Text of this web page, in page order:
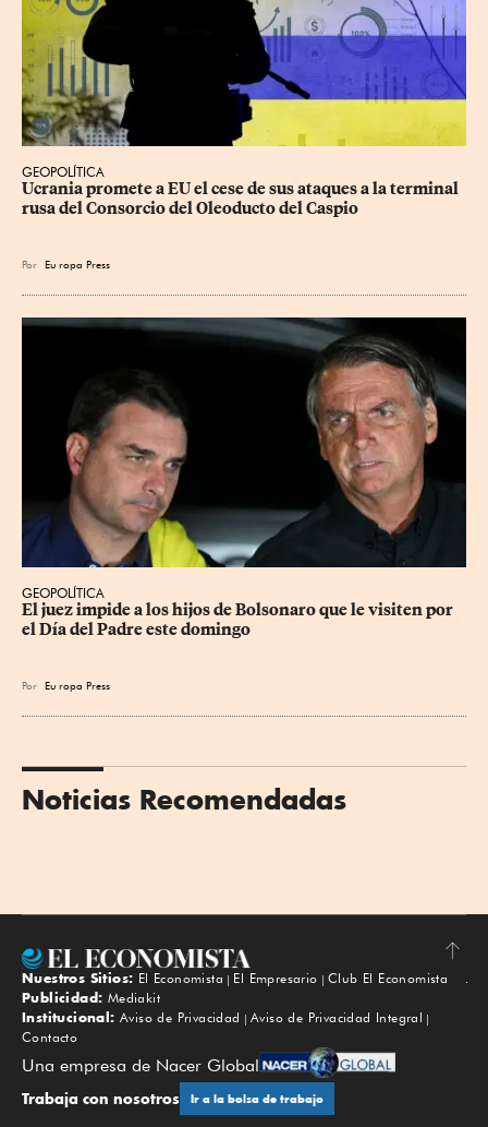
GEOPOLÍTICA
Ucrania promete a EU el cese de sus ataques a la terminal
rusa del Consorcio del Oleoducto del Caspio
Por Eu ropa Press
GEOPOLÍTICA
El juez impide a los hijos de Bolsonaro que le visiten por
el Día del Padre este domingo
Por Eu ropa Press
Noticias Recomendadas
Subir
Nuestros Sitios: El Economista El Empresario
Club El Economista
Publicidad: Mediakit
Institucional: Aviso de Privacidad
Aviso de Privacidad Integral
Contacto
Una empresa de Nacer Global
Trabaja con nosotros Ir a la bolsa de trabajo